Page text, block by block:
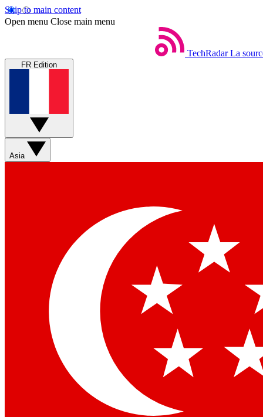
Skip to main content
Open menu Close main menu
TechRadar La
FR Edition
Asia